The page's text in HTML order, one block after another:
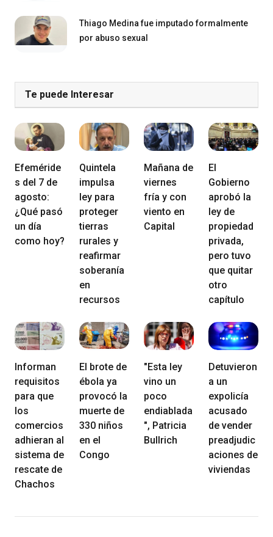
Thiago Medina fue imputado formalmente
por abuso sexual
Te puede Interesar
Efeméride
s del 7 de
agosto:
¿Qué pasó
un día
como hoy?
Quintela
impulsa
ley para
proteger
tierras
rurales y
reafirmar
soberanía
en
recursos
Mañana de
viernes
fría y con
viento en
Capital
El
Gobierno
aprobó la
ley de
propiedad
privada,
pero tuvo
que quitar
otro
capítulo
Informan
requisitos
para que
los
comercios
adhieran al
sistema de
rescate de
Chachos
El brote de
ébola ya
provocó la
muerte de
330 niños
en el
Congo
"Esta ley
vino un
poco
endiablada
", Patricia
Bullrich
Detuvieron
a un
expolicía
acusado
de vender
preadjudic
aciones de
viviendas